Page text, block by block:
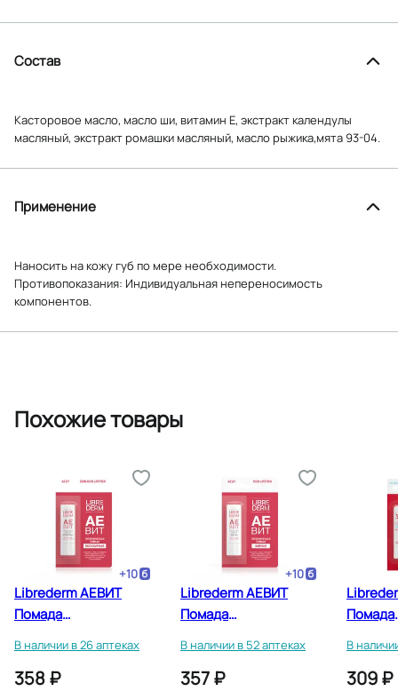
Состав
Касторовое масло, масло ши, витамин Е, экстракт календулы
масляный, экстракт ромашки масляный, масло рыжика,мята 93-04.
Применение
Наносить на кожу губ по мере необходимости.
Противопоказания: Индивидуальная непереносимость
компонентов.
Похожие товары
+10
Librederm АЕВИТ
Помада
полужирная 4 г
В наличии в 26 аптеках
358 ₽
+10
Librederm АЕВИТ
Помада
жирная 4 г
В наличии в 52 аптеках
357 ₽
Помада
В
309 ₽